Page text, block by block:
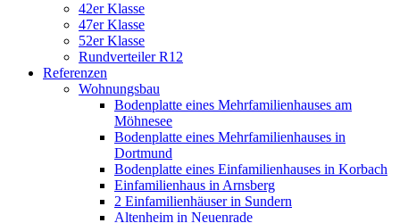
42er Klasse
47er Klasse
52er Klasse
Rundverteiler R12
Referenzen
Wohnungsbau
Bodenplatte eines Mehrfamilienhauses am
Möhnesee
Bodenplatte eines Mehrfamilienhauses in
Dortmund
Bodenplatte eines Einfamilienhauses in Korbach
Einfamilienhaus in Arnsberg
2 Einfamilienhäuser in Sundern
Altenheim in Neuenrade